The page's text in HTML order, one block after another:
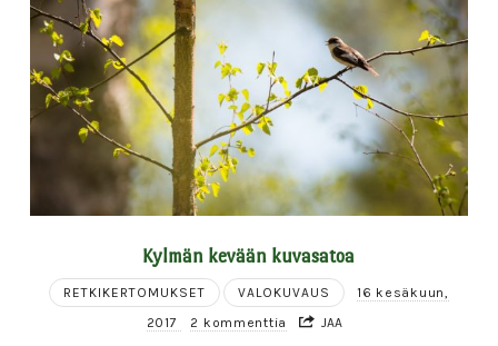
Kylmän kevään kuvasatoa
RETKIKERTOMUKSET VALOKUVAUS
16 kesäkuun,
2017
2 kommenttia JAA